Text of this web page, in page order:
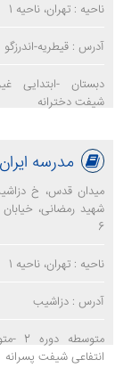
ناحیه : تهران، ناحیه 1
آدرس : قیطریه-اندرزگو
دبستان -ابتدایی
شیفت دخترانه
مدرسه ایران
میدان قدس، خ
شهید رمضانی،
6
ناحیه : تهران، ناحیه 1
آدرس : دزاشیب
انتفاعی شیفت پسرانه